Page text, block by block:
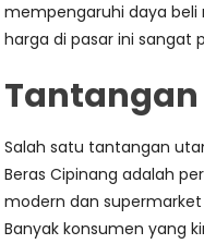
mempengaruhi daya beli
harga di pasar ini sangat
Salah satu tantangan
Beras Cipinang adalah
modern dan
Banyak konsumen yang